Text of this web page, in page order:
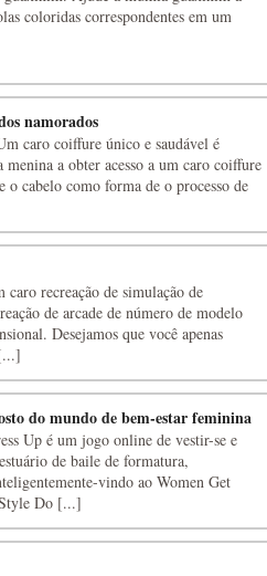
coloridas correspondentes em um
namorados
caro coiffure único e saudável é
a obter acesso a um caro coiffure
cabelo como forma de o processo de
recreação de simulação de
de arcade de número de modelo
Desejamos que você apenas
do mundo de bem-estar feminina
Up é um jogo online de vestir-se e
de baile de formatura,
vindo ao Women Get
Do [...]